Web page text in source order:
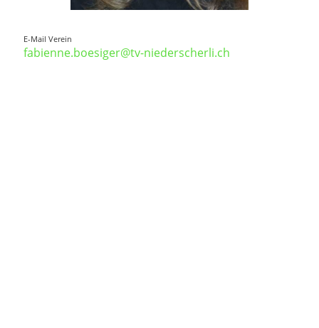
E-Mail Verein
fabienne.boesiger@tv-niederscherli.ch